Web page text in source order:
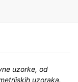
uzorke, od
uzoraka.